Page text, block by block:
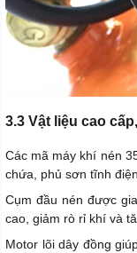
3.3 Vật liệu cao
Các mã máy khí nén
chứa, phủ sơn tĩnh
Cụm đầu nén được
cao, giảm rò rỉ khí và
Motor lõi dây đồng